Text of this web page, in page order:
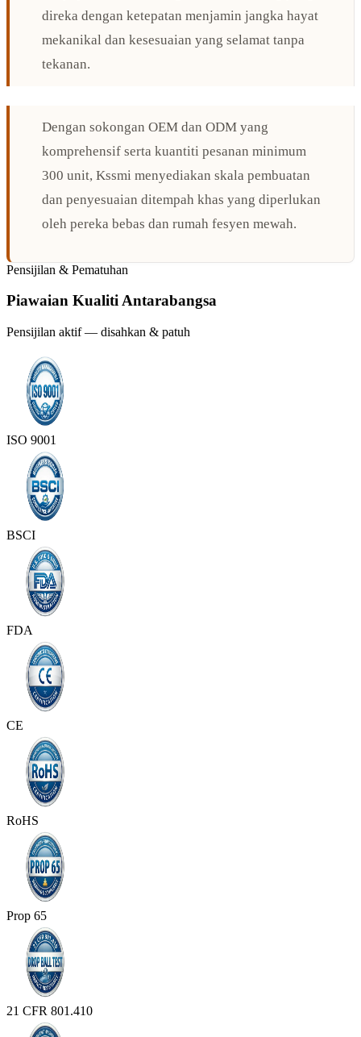
direka dengan ketepatan menjamin jangka hayat
mekanikal dan kesesuaian yang selamat tanpa
tekanan.
Dengan sokongan OEM dan ODM yang
komprehensif serta kuantiti pesanan minimum
300 unit, Kssmi menyediakan skala pembuatan
dan penyesuaian ditempah khas yang diperlukan
oleh pereka bebas dan rumah fesyen mewah.
Pensijilan & Pematuhan
Piawaian Kualiti Antarabangsa
Pensijilan aktif — disahkan & patuh
ISO 9001
BSCI
FDA
CE
RoHS
Prop 65
21 CFR 801.410